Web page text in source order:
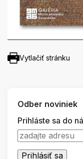
Vytlačiť stránku
Odber noviniek
Prihláste sa do